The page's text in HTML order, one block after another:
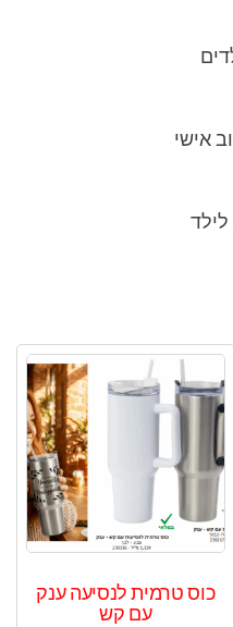
אישי
כוס טרמית לנסיעה ענק
עם קש